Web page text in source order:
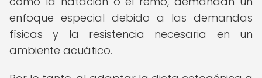
enfoque especial debido a las demandas
físicas y la resistencia necesaria en un
ambiente acuático.